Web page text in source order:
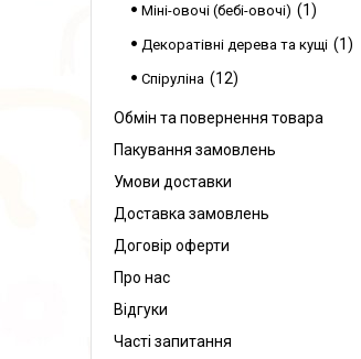
Міні-овочі (бебі-овочі) 1
Декоратівні дерева та кущі 1
Спіруліна 12
Обмін та повернення товара
Пакування замовлень
Умови доставки
Доставка замовлень
Договір оферти
Про нас
Відгуки
Часті запитання